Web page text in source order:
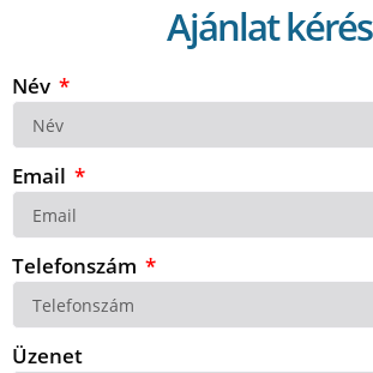
Ajánlat kérés
Név
Email
Telefonszám
Üzenet